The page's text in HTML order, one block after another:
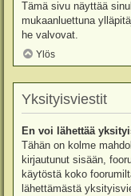
Tämä sivu näyttää
mukaanluettuna
he valvovat.
Ylös
Yksityisviestit
En voi lähettää
Tähän on kolme
kirjautunut sisään,
käytöstä koko
lähettämästä